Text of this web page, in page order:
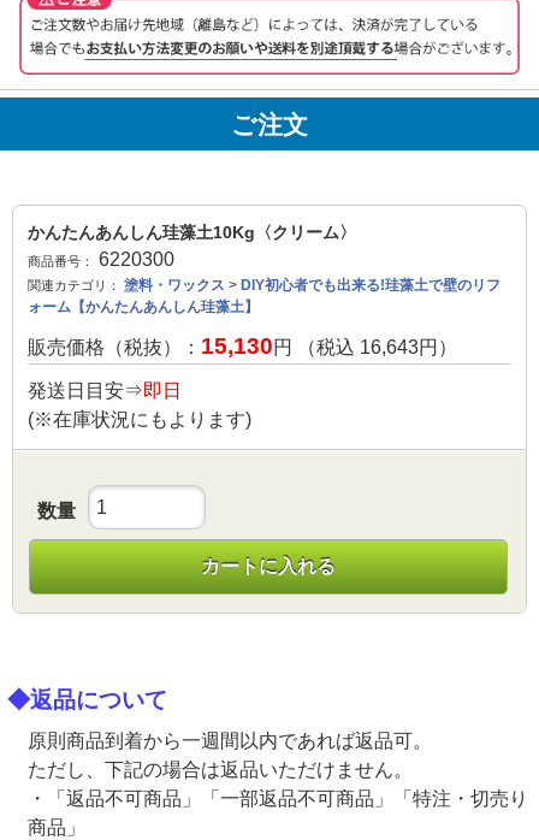
ご注文
かんたんあんしん珪藻土10Kg〈クリーム〉
商品番号： 6220300
関連カテゴリ： 塗料・ワックス > DIY初心者でも出来る!珪藻土で壁のリフ
ォーム【かんたんあんしん珪藻土】
販売価格（税抜）： 15,130円 （税込 16,643円）
発送日目安⇒即日
(※在庫状況にもよります)
数量
カートに入れる
◆返品について
原則商品到着から一週間以内であれば返品可。
ただし、下記の場合は返品いただけません。
・「返品不可商品」「一部返品不可商品」「特注・切売り
商品」